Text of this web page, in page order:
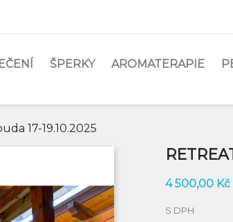
ŠPERKY AROMATERAPIE
17-19.10.2025
4 500,00 Kč
S DPH